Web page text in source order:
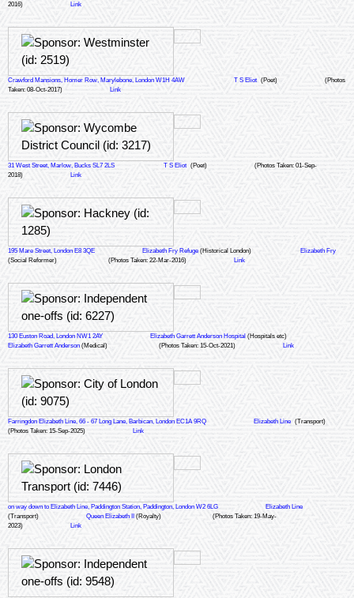
2016)
Link
Crawford Mansions, Homer Row, Marylebone, London W1H 4AW T S Eliot (Poet)
(Photos
Taken: 08-Oct-2017)
Link
31 West Street, Marlow, Bucks SL7 2LS T S Eliot (Poet)
(Photos Taken: 01-Sep-
2018)
Link
195 Mare Street, London E8 3QE Elizabeth Fry Refuge (Historical London)
Elizabeth Fry
(Social Reformer)
(Photos Taken: 22-Mar-2016) Link
130 Euston Road, London NW1 2AY Elizabeth Garrett Anderson Hospital (Hospitals etc)
Elizabeth Garrett Anderson (Medical) (Photos Taken: 15-Oct-2021) Link
Farringdon Elizabeth Line, 66 - 67 Long Lane, Barbican, London EC1A 9RQ Elizabeth Line (Transport)
(Photos Taken: 15-Sep-2025)
Link
on way down to Elizabeth Line, Paddington Station, Paddington, London W2 6LG
Elizabeth Line
(Transport)
Queen Elizabeth II (Royalty)
(Photos Taken: 19-May-
2023)
Link